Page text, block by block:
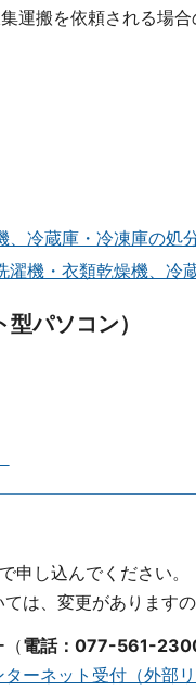
運搬を依頼される場合
冷蔵庫・冷凍庫の処
機・衣類乾燥機、冷
パソコン）
申し込んでください。
は、変更があります
電話：077-561-
ーネット受付（外部リ